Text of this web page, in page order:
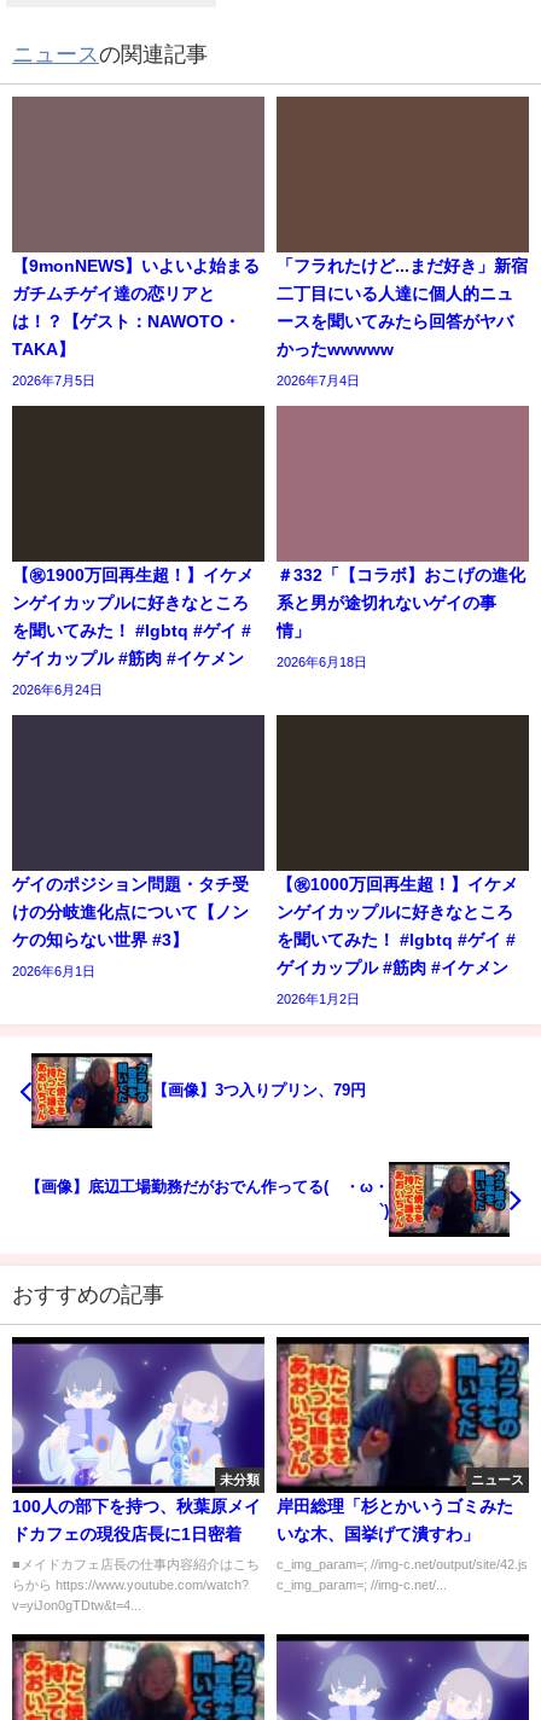
ニュースの関連記事
【9monNEWS】いよいよ始まる
ガチムチゲイ達の恋リアと
は！？【ゲスト：NAWOTO・
TAKA】
2026年7月5日
「フラれたけど...まだ好き」新宿
二丁目にいる人達に個人的ニュ
ースを聞いてみたら回答がヤバ
かったwwwww
2026年7月4日
【㊗️1900万回再生超！】イケメ
ンゲイカップルに好きなところ
を聞いてみた！ #lgbtq #ゲイ #
ゲイカップル #筋肉 #イケメン
2026年6月24日
＃332「【コラボ】おこげの進化
系と男が途切れないゲイの事
情」
2026年6月18日
ゲイのポジション問題・タチ受
けの分岐進化点について【ノン
ケの知らない世界 #3】
2026年6月1日
【㊗️1000万回再生超！】イケメ
ンゲイカップルに好きなところ
を聞いてみた！ #lgbtq #ゲイ #
ゲイカップル #筋肉 #イケメン
2026年1月2日
【画像】3つ入りプリン、79円
【画像】底辺工場勤務だがおでん作ってる(´・ω・
`)
おすすめの記事
未分類
100人の部下を持つ、秋葉原メイ
ドカフェの現役店長に1日密着
■メイドカフェ店長の仕事内容紹介はこち
らから https://www.youtube.com/watch?
v=yiJon0gTDtw&t=4...
ニュース
岸田総理「杉とかいうゴミみた
いな木、国挙げて潰すわ」
c_img_param=; //img-c.net/output/site/42.js
c_img_param=; //img-c.net/...